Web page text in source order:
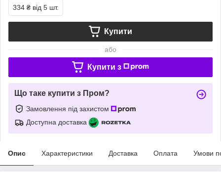
334 ₴ від 5 шт.
Купити
або
Купити з
Що таке купити з Пром?
Замовлення під захистом
Доступна доставка
Опис Характеристики Доставка Оплата Умови